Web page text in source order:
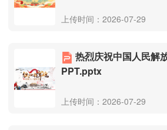
上传时间：2026-07-29
PPT.pptx
上传时间：2026-07-29